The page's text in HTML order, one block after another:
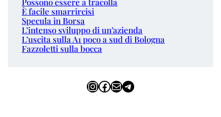
È facile smarrircisi
Specula in Borsa
L’intenso sviluppo di un’azienda
L’uscita sulla A1 poco a sud di Bologna
Fazzoletti sulla bocca
InstagramFacebook Email Telegram